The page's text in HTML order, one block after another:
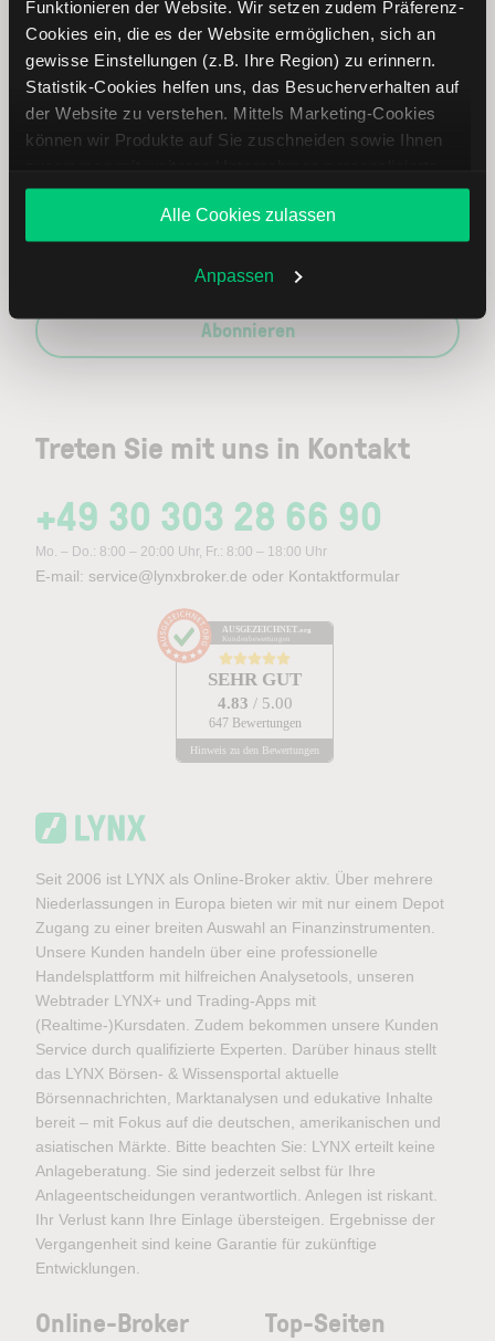
Funktionieren der Website. Wir setzen zudem Präferenz-
Cookies ein, die es der Website ermöglichen, sich an
gewisse Einstellungen (z.B. Ihre Region) zu erinnern.
Statistik-Cookies helfen uns, das Besucherverhalten auf
der Website zu verstehen. Mittels Marketing-Cookies
können wir Produkte auf Sie zuschneiden sowie Ihnen
Angebote unterbreiten. Sie entscheiden, welche Cookies
Sie zulassen oder ablehnen. Ihre Entscheidung können
Sie jederzeit in denCookie-Einstellungenändern.
Weitere Infos auch in unsererDatenschutzerklärung
Alle Cookies zulassen
Anpassen
Treten Sie mit uns in Kontakt
+49 30 303 28 66 90
Mo. – Do.: 8:00 – 20:00 Uhr, Fr.: 8:00 – 18:00 Uhr
E-mail: service@lynxbroker.de oder Kontaktformular
AUSGEZEICHNET .org
Kundenbewertungen
SEHR GUT
4.83 / 5.00
647 Bewertungen
Hinweis zu den Bewertungen
Immer up to date – mit unseren
Newslettern
Ihre E-Mail-Adresse (erforderlich)
Abonnieren
Seit 2006 ist LYNX als Online-Broker aktiv. Über mehrere
Niederlassungen in Europa bieten wir mit nur einem Depot
Zugang zu einer breiten Auswahl an Finanzinstrumenten.
Unsere Kunden handeln über eine professionelle
Handelsplattform mit hilfreichen Analysetools, unseren
Webtrader LYNX+ und Trading-Apps mit
(Realtime-)Kursdaten. Zudem bekommen unsere Kunden
Service durch qualifizierte Experten. Darüber hinaus stellt
das LYNX Börsen- & Wissensportal aktuelle
Börsennachrichten, Marktanalysen und edukative Inhalte
bereit – mit Fokus auf die deutschen, amerikanischen und
asiatischen Märkte. Bitte beachten Sie: LYNX erteilt keine
Anlageberatung. Sie sind jederzeit selbst für Ihre
Anlageentscheidungen verantwortlich. Anlegen ist riskant.
Ihr Verlust kann Ihre Einlage übersteigen. Ergebnisse der
Vergangenheit sind keine Garantie für zukünftige
Entwicklungen.
Online-Broker Top-Seiten